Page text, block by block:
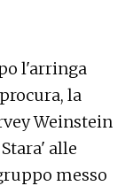
l'arringa
la
Weinstein
alle
messo